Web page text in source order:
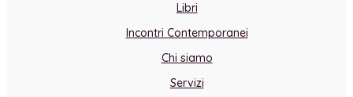
Libri
Incontri Contemporanei
Chi siamo
Servizi